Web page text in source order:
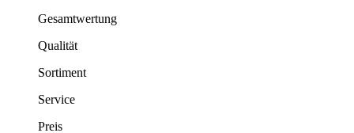
Gesamtwertung
Qualität
Sortiment
Service
Preis